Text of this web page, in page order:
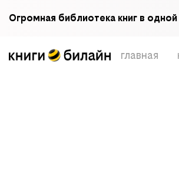
Огромная библиотека книг в
главная